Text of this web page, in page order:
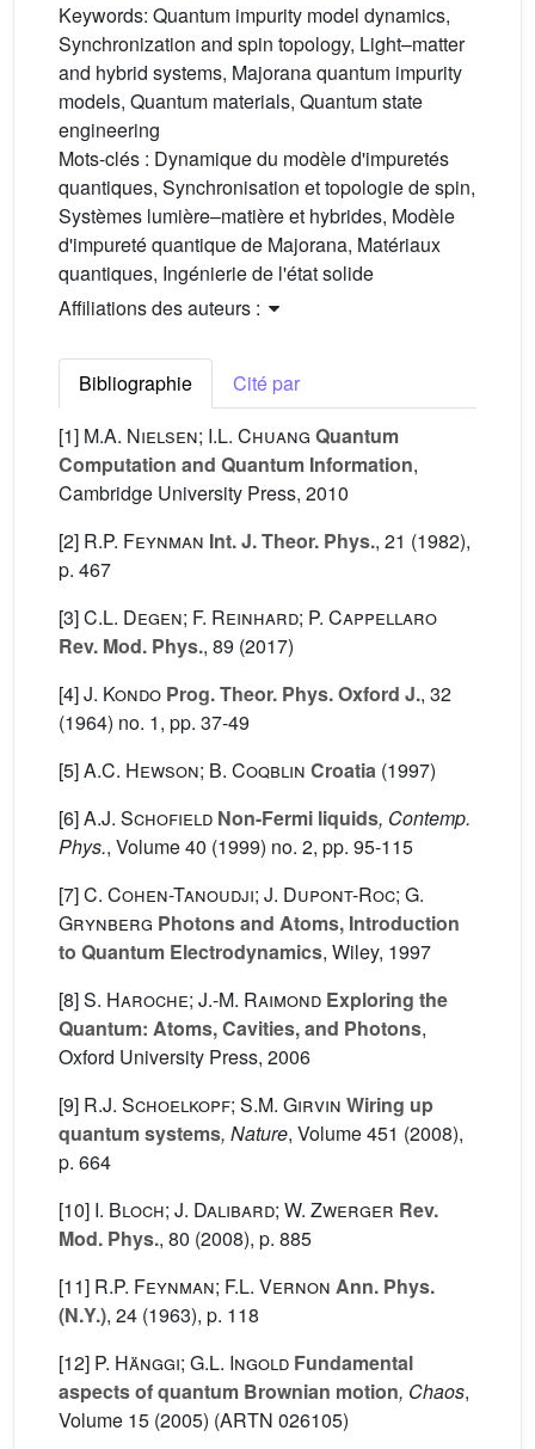
Keywords: Quantum impurity model dynamics,
Synchronization and spin topology, Light–matter
and hybrid systems, Majorana quantum impurity
models, Quantum materials, Quantum state
engineering
Mots-clés : Dynamique du modèle d'impuretés
quantiques, Synchronisation et topologie de spin,
Systèmes lumière–matière et hybrides, Modèle
d'impureté quantique de Majorana, Matériaux
quantiques, Ingénierie de l'état solide
Affiliations des auteurs :
Bibliographie
Cité par
[1] M.A. Nielsen; I.L. Chuang Quantum
Computation and Quantum Information,
Cambridge University Press, 2010
[2] R.P. Feynman Int. J. Theor. Phys., 21 (1982),
p. 467
[3]C.L. Degen; F. Reinhard; P. Cappellaro
Rev. Mod. Phys., 89 (2017)
[4]J. Kondo Prog. Theor. Phys. Oxford J., 32
(1964) no. 1, pp. 37-49
[5]A.C. Hewson; B. Coqblin Croatia (1997)
[6]A.J. Schofield Non-Fermi liquids, Contemp.
Phys., Volume 40 (1999) no. 2, pp. 95-115
[7]C. Cohen-Tanoudji; J. Dupont-Roc; G.
Grynberg Photons and Atoms, Introduction
to Quantum Electrodynamics, Wiley, 1997
[8]S. Haroche; J.-M. Raimond Exploring the
Quantum: Atoms, Cavities, and Photons,
Oxford University Press, 2006
[9] R.J. Schoelkopf; S.M. Girvin Wiring up
quantum systems, Nature, Volume 451 (2008),
p. 664
[10] I. Bloch; J. Dalibard; W. Zwerger Rev.
Mod. Phys., 80 (2008), p. 885
[11] R.P. Feynman; F.L. Vernon Ann. Phys.
(N.Y.), 24 (1963), p. 118
[12] P. Hänggi; G.L. Ingold Fundamental
aspects of quantum Brownian motion, Chaos,
Volume 15 (2005) (ARTN 026105)